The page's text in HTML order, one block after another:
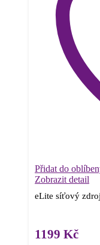
Přidat do
Zobrazit detail
eLite síťový
1199 Kč